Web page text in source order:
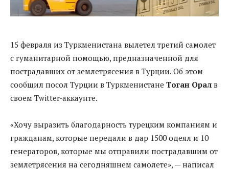
15 февраля из Туркменистана вылетел третий самолет
с гуманитарной помощью, предназначенной для
пострадавших от землетрясения в Турции. Об этом
сообщил посол Турции в Туркменистане Тоган Орал в
своем Twitter-аккаунте.
«Хочу выразить благодарность турецким компаниям и
гражданам, которые передали в дар 1500 одеял и 10
генераторов, которые мы отправили пострадавшим от
землетрясения на сегодняшнем самолете», — написал